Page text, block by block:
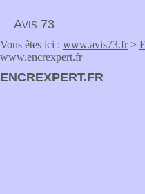
Avis 73
Vous êtes ici : www.avis73.fr>
www.encrexpert.fr
ENCREXPERT.FR